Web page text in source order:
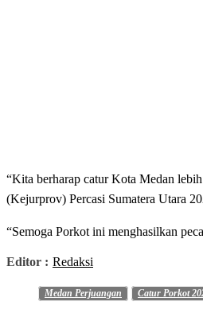
“Kita berharap catur Kota Medan
(Kejurprov) Percasi Sumatera Utara
“Semoga Porkot ini menghasilkan
Editor : Redaksi
Medan Perjuangan Catur Porkot